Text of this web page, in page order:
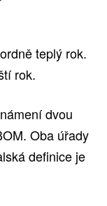
teplý rok.
rok.
dvou
Oba úřady
definice je